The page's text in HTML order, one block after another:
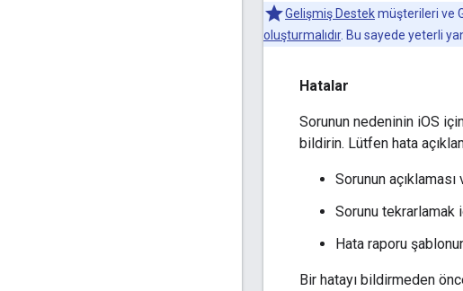
Gelişmiş Destekmüşterileri ve
oluşturmalıdır. Bu sayede yeterli
Hatalar
Sorunun nedeninin iOS
bildirin. Lütfen hata
Sorunun
Sorunu tekrarlamak
Hata raporu
Bir hatayı bildirmeden